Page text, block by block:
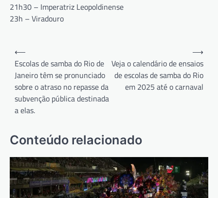
21h30 – Imperatriz Leopoldinense
23h – Viradouro
Navegação
de
Post
⟵
Escolas de samba do Rio de
Janeiro têm se pronunciado
sobre o atraso no repasse da
subvenção pública destinada
a elas.
Veja o calendário de ensaios
de escolas de samba do Rio
em 2025 até o carnaval
⟶
Conteúdo relacionado